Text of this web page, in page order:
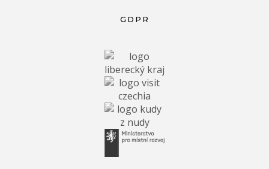
GDPR